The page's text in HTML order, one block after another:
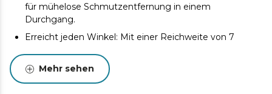
für mühelose Schmutzentfernung in einem
Durchgang.
Erreicht jeden Winkel: Mit einer Reichweite von 7
Polstermöbel.
Ununterbrochene Reinigung: Genießen Sie die
Mehr sehen